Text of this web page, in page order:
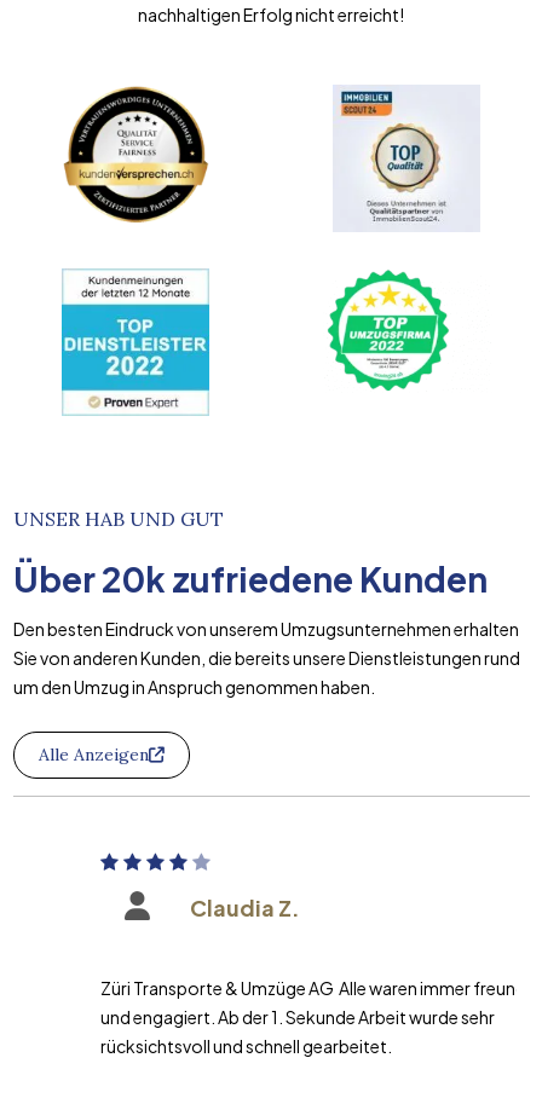
nachhaltigen Erfolg nicht erreicht!
UNSER HAB UND GUT
Über20k zufriedene Kunden
Den besten Eindruck von unserem Umzugsunternehmen erhalten
Sie von anderen Kunden, die bereits unsere Dienstleistungen rund
um den Umzug in Anspruch genommen haben.
Alle Anzeigen
Claudia Z.
Züri Transporte & Umzüge AG Alle waren immer freundlich
und engagiert. Ab der 1. Sekunde Arbeit wurde sehr
rücksichtsvoll und schnell gearbeitet.